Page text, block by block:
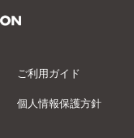
ご利用ガイド
個人情報保護方針